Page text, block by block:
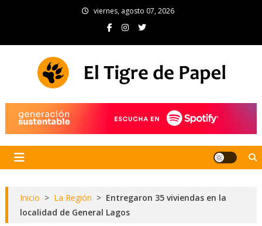
viernes, agosto 07, 2026
Inicio > La Región > Entregaron 35 viviendas en la
localidad de General Lagos